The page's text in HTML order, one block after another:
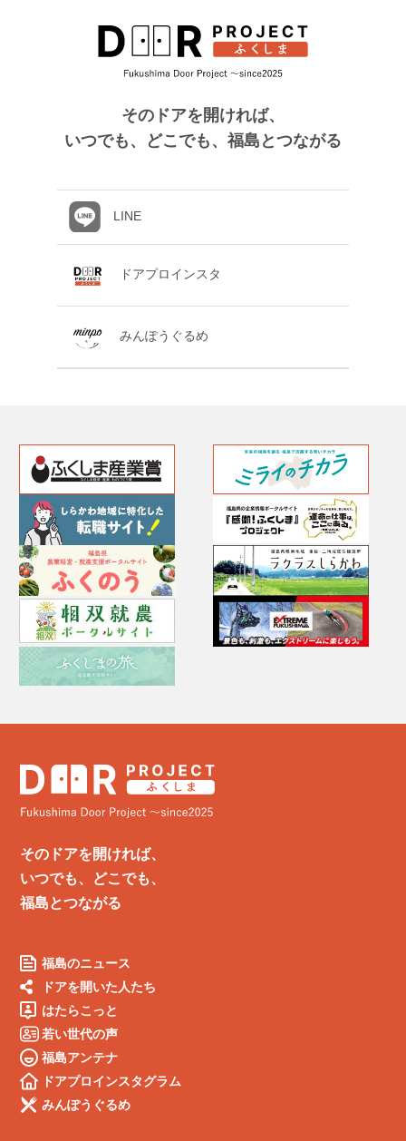
そのドアを開ければ、
いつでも、どこでも、福島とつながる
LINE
ドアプロインスタ
みんぽうぐるめ
そのドアを開ければ、
いつでも、どこでも、
福島とつながる
福島のニュース
ドアを開いた人たち
はたらこっと
若い世代の声
福島アンテナ
ドアプロインスタグラム
みんぽうぐるめ